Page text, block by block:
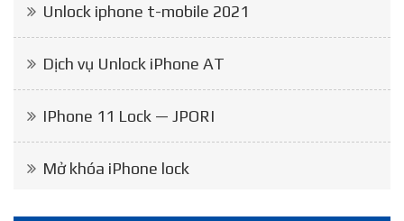
Unlock iphone t-mobile 2021
Dịch vụ Unlock iPhone AT
IPhone 11 Lock — JPORI
Mở khóa iPhone lock